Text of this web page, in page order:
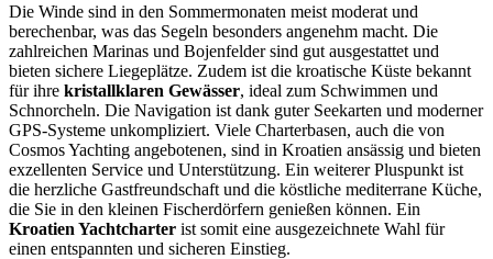
Die Winde sind in den Sommermonaten meist moderat und
berechenbar, was das Segeln besonders angenehm macht. Die
zahlreichen Marinas und Bojenfelder sind gut ausgestattet und
bieten sichere Liegeplätze. Zudem ist die kroatische Küste bekannt
für ihre kristallklaren Gewässer, ideal zum Schwimmen und
Schnorcheln. Die Navigation ist dank guter Seekarten und moderner
GPS-Systeme unkompliziert. Viele Charterbasen, auch die von
Cosmos Yachting angebotenen, sind in Kroatien ansässig und bieten
exzellenten Service und Unterstützung. Ein weiterer Pluspunkt ist
die herzliche Gastfreundschaft und die köstliche mediterrane Küche,
die Sie in den kleinen Fischerdörfern genießen können. Ein
Kroatien Yachtcharter ist somit eine ausgezeichnete Wahl für
einen entspannten und sicheren Einstieg.